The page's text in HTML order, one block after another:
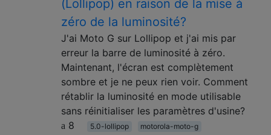
(Lollipop) en raison de la mise à
zéro de la luminosité?
J'ai Moto G sur Lollipop et j'ai mis par
erreur la barre de luminosité à zéro.
Maintenant, l'écran est complètement
sombre et je ne peux rien voir. Comment
rétablir la luminosité en mode utilisable
sans réinitialiser les paramètres d'usine?
8
5.0-lollipop
motorola-moto-g